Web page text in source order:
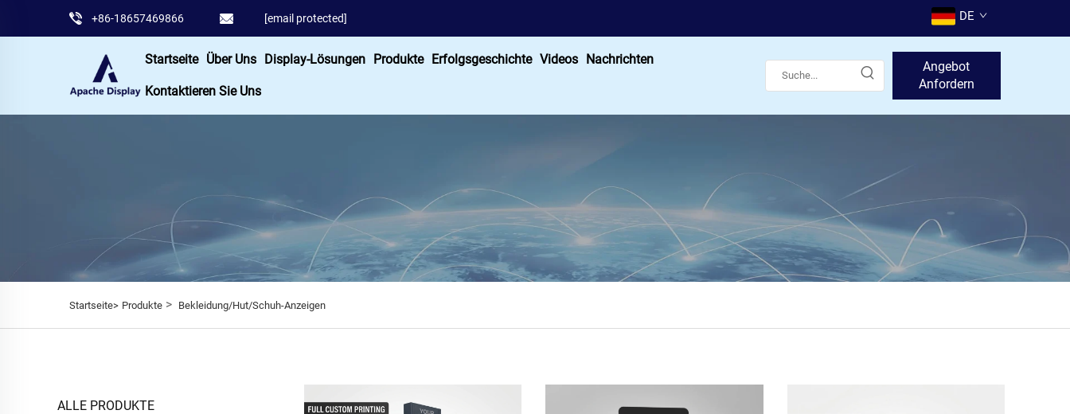
+86-18657469866 [email protected] DE
Startseite Über Uns Display-Lösungen Produkte Erfolgsgeschichte Videos Nachrichten
Kontaktieren Sie Uns
Angebot
Anfordern
Startseite> Produkte > Bekleidung/Hut/Schuh-Anzeigen
ALLE PRODUKTE